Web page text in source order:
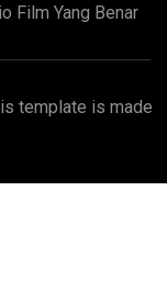
Film Yang Benar
template is made